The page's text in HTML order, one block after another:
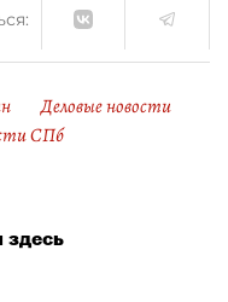
Деловые новости
СПб